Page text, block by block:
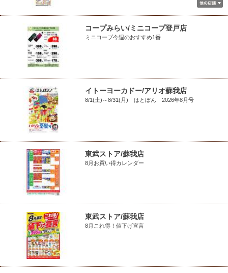
コープみらい/ミニコープ登戸店
ミニコープ今週のおすすめ1番
イトーヨーカドー/アリオ蘇我店
8/1(土)～8/31(月) はとぼん 2026年8月号
東武ストア/蘇我店
8月お買い得カレンダー
東武ストア/蘇我店
8月これ得！値下げ宣言